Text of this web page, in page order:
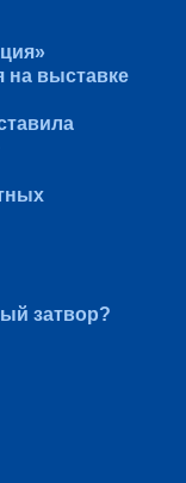
на выставке
затвор?